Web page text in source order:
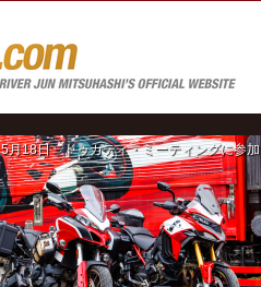
5月18日 ドゥカティ・ミーティングに参加